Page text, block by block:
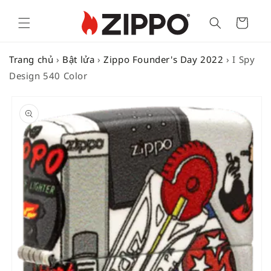
Cart
Trang chủ › Bật lửa ›Zippo Founder's Day 2022 ›I Spy
Design 540 Color
PRODUCT
INFORMATION